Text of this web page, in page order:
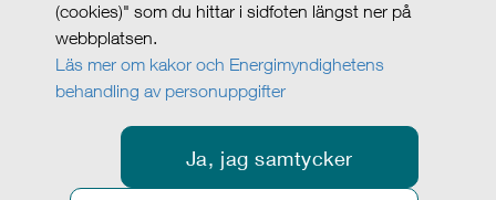
(cookies)" som du hittar i sidfoten längst ner på
webbplatsen.
Läs mer om kakor och Energimyndighetens
behandling av personuppgifter
Ja, jag samtycker